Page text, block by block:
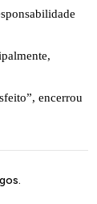
encerrou